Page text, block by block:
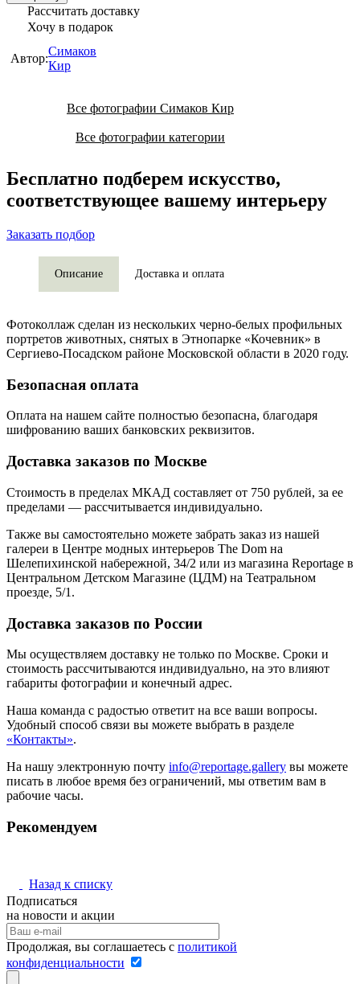
Рассчитать доставку
Хочу в подарок
Автор:
Симаков
Кир
Все фотографии Симаков Кир
Все фотографии категории
Бесплатно подберем искусство,
соответствующее вашему интерьеру
Заказать подбор
Описание Доставка и оплата
Фотоколлаж сделан из нескольких черно-белых профильных
портретов животных, снятых в Этнопарке «Кочевник» в
Сергиево-Посадском районе Московской области в 2020 году.
Безопасная оплата
Оплата на нашем сайте полностью безопасна, благодаря
шифрованию ваших банковских реквизитов.
Доставка заказов по Москве
Стоимость в пределах МКАД составляет от 750 рублей, за ее
пределами — рассчитывается индивидуально.
Также вы самостоятельно можете забрать заказ из нашей
галереи в Центре модных интерьеров The Dom на
Шелепихинской набережной, 34/2 или из магазина Reportage в
Центральном Детском Магазине (ЦДМ) на Театральном
проезде, 5/1.
Доставка заказов по России
Мы осуществляем доставку не только по Москве. Сроки и
стоимость рассчитываются индивидуально, на это влияют
габариты фотографии и конечный адрес.
Наша команда с радостью ответит на все ваши вопросы.
Удобный способ связи вы можете выбрать в разделе
«Контакты».
На нашу электронную почту info@reportage.gallery вы можете
писать в любое время без ограничений, мы ответим вам в
рабочие часы.
Рекомендуем
Назад к списку
Подписаться
на новости и акции
Продолжая, вы соглашаетесь с политикой
конфиденциальности